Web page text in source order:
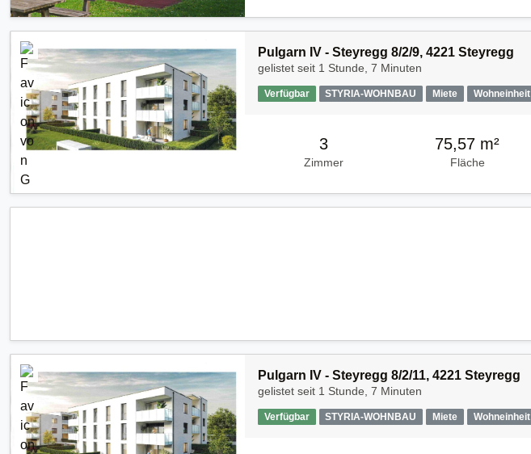
Pulgarn IV - Steyregg 8/2/9, 4221 Steyregg
gelistet seit 1 Stunde, 7 Minuten
Verfügbar STYRIA-WOHNBAU Miete Wohneinheit
3
Zimmer
75,57 m²
Fläche
Pulgarn IV - Steyregg 8/2/11, 4221 Steyregg
gelistet seit 1 Stunde, 7 Minuten
Verfügbar STYRIA-WOHNBAU Miete Wohneinheit